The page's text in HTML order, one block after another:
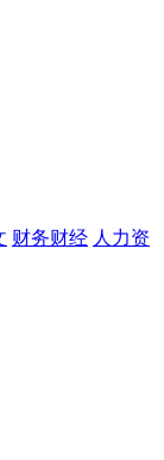
财务财经 人力资